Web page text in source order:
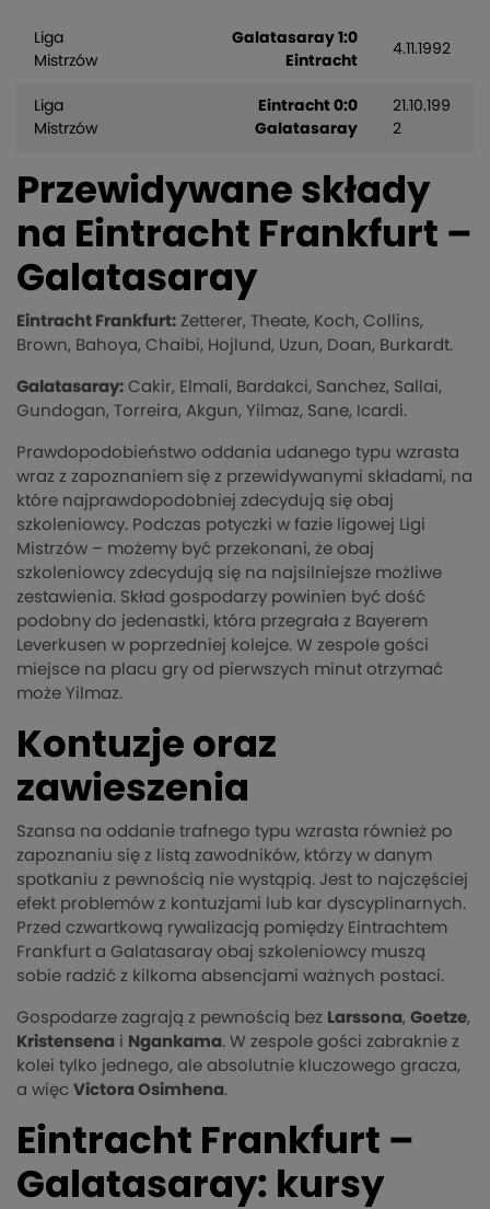
Liga
Mistrzów
Galatasaray 1:0
Eintracht
4.11.1992
Liga
Mistrzów
Eintracht 0:0
Galatasaray
21.10.199
2
Przewidywane składy
na Eintracht Frankfurt –
Galatasaray
Eintracht Frankfurt: Zetterer, Theate, Koch, Collins,
Brown, Bahoya, Chaibi, Hojlund, Uzun, Doan, Burkardt.
Galatasaray: Cakir, Elmali, Bardakci, Sanchez, Sallai,
Gundogan, Torreira, Akgun, Yilmaz, Sane, Icardi.
Prawdopodobieństwo oddania udanego typu wzrasta
wraz z zapoznaniem się z przewidywanymi składami, na
które najprawdopodobniej zdecydują się obaj
szkoleniowcy. Podczas potyczki w fazie ligowej Ligi
Mistrzów – możemy być przekonani, że obaj
szkoleniowcy zdecydują się na najsilniejsze możliwe
zestawienia. Skład gospodarzy powinien być dość
podobny do jedenastki, która przegrała z Bayerem
Leverkusen w poprzedniej kolejce. W zespole gości
miejsce na placu gry od pierwszych minut otrzymać
może Yilmaz.
Kontuzje oraz
zawieszenia
Szansa na oddanie trafnego typu wzrasta również po
zapoznaniu się z listą zawodników, którzy w danym
spotkaniu z pewnością nie wystąpią. Jest to najczęściej
efekt problemów z kontuzjami lub kar dyscyplinarnych.
Przed czwartkową rywalizacją pomiędzy Eintrachtem
Frankfurt a Galatasaray obaj szkoleniowcy muszą
sobie radzić z kilkoma absencjami ważnych postaci.
Gospodarze zagrają z pewnością bez Larssona, Goetze,
Kristensena i Ngankama. W zespole gości zabraknie z
kolei tylko jednego, ale absolutnie kluczowego gracza,
a więc Victora Osimhena.
Eintracht Frankfurt –
Galatasaray: kursy